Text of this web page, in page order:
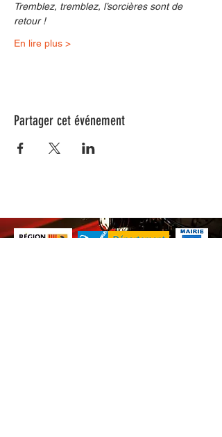
Tremblez, tremblez, l’sorcières sont de
retour !
En lire plus >
Partager cet événement